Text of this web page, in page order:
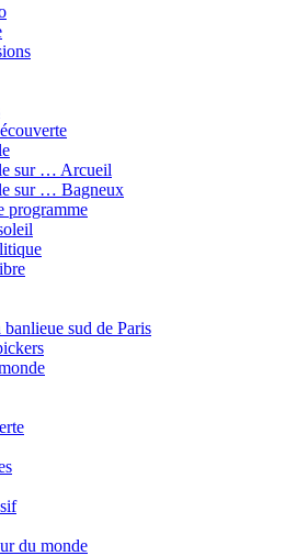
sur … Arcueil
sur … Bagneux
programme
sud de Paris
du monde